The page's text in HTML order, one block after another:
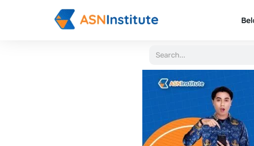
Search